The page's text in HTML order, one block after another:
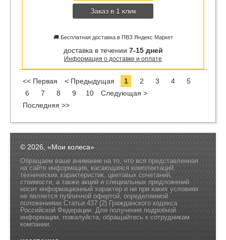
Заказ в 1 клик
🚚 Бесплатная доставка в ПВЗ Яндекс Маркет
доставка в течении 7-15 дней
Информация о доставке и оплате
<< Первая < Предыдущая 1 2 3 4
5
6
7 8 9 10
Следующая >
Последняя >>
© 2026, «Мои колеса»
Обращаем ваше внимание на то, что вся представленная
на сайте информация, касающаяся комплектаций,
технических характеристик, цветовых сочетаний,
стоимости, а также акций и специальных предложений
носит информационный характер и ни при каких условиях
не является публичной офертой, определяемой
положениями Статьи 437 (2) Гражданского кодекса
Российской Федерации. Для получения подробной
информации, пожалуйста, обращайтесь к сотрудникам
компании.